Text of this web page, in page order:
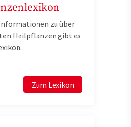
zu über
Heilpflanzen gibt es
Zum Lexikon